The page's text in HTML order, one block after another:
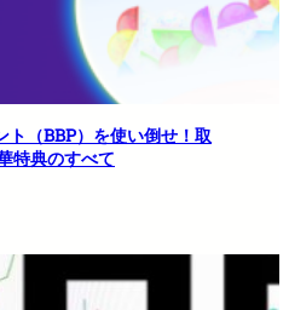
ト（BBP）を使い倒せ！取
特典のすべて